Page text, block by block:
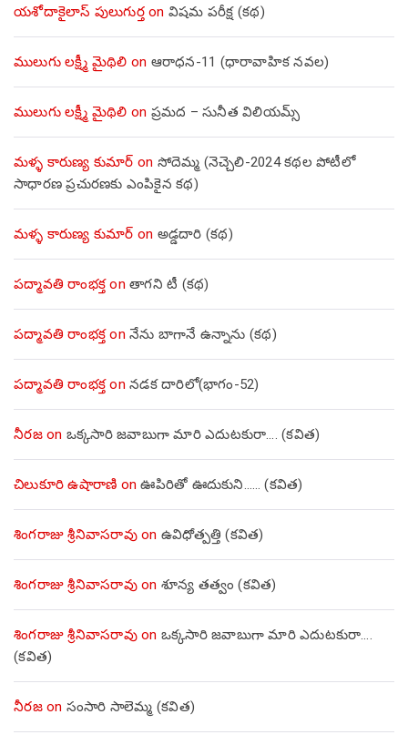
యశోదాకైలాస్ పులుగుర్తon విషమ పరీక్ష (క‌థ‌)
ములుగు లక్ష్మీ మైథిలి on ఆరాధన-11 (ధారావాహిక నవల)
ములుగు లక్ష్మీ మైథిలి on ప్రమద – సునీత విలియమ్స్
మళ్ళ కారుణ్య కుమార్ on సోదెమ్మ (నెచ్చెలి-2024 కథల పోటీలో
సాధారణ ప్రచురణకు ఎంపికైన కథ)
మళ్ళ కారుణ్య కుమార్ on అడ్డదారి (కథ)
పద్మావతి రాంభక్తon తాగని టీ (కథ)
పద్మావతి రాంభక్తon నేను బాగానే ఉన్నాను (క‌థ‌)
పద్మావతి రాంభక్తon నడక దారిలో(భాగం-52)
నీరజon ఒక్కసారి జవాబుగా మారి ఎదుటకురా…. (కవిత)
చిలుకూరి ఉషారాణి onఊపిరితో ఊదుకుని…… (కవిత)
శింగరాజు శ్రీనివాసరావుon ఉవిధోత్పత్తి (కవిత)
శింగరాజు శ్రీనివాసరావుon శూన్య తత్వం (కవిత)
శింగరాజు శ్రీనివాసరావుon ఒక్కసారి జవాబుగా మారి ఎదుటకురా….
(కవిత)
నీరజon సంసారి సాలెమ్మ (కవిత)